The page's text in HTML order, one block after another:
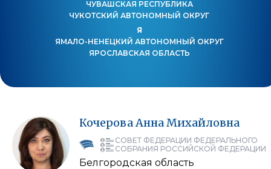
ЧУВАШСКАЯ РЕСПУБЛИКА
ЧУКОТСКИЙ АВТОНОМНЫЙ ОКРУГ
Я
ЯМАЛО-НЕНЕЦКИЙ АВТОНОМНЫЙ ОКРУГ
ЯРОСЛАВСКАЯ ОБЛАСТЬ
Кочерова Анна Михайловна
СОВЕТ ФЕДЕРАЦИИ ФЕДЕРАЛЬНОГО
СОБРАНИЯ РОССИЙСКОЙ ФЕДЕРАЦИИ
Белгородская область